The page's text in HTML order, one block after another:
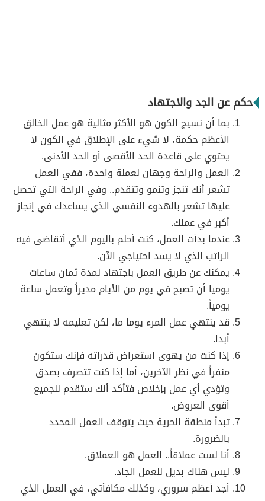
حكم عن الجد والاجتهاد
بما أن نسيج الكون هو الأكثر مثالية هو عمل الخالق
الأعظم حكمة، لا شيء على الإطلاق في الكون لا
يحتوي على قاعدة الحد الأقصى أو الحد الأدنى.
العمل والراحة وجهان لعملة واحدة، ففي العمل
تشعر أنك تنجز وتنمو وتتقدم.. وفي الراحة التي تحصل
عليها تشعر بالهدوء النفسي الذي يساعدك في إنجاز
أكبر في عملك.
عندما بدأت العمل، كنت أحلم باليوم الذي أتقاضى فيه
الراتب الذي لا يسد احتياجي الآن.
يمكنك عن طريق العمل باجتهاد لمدة ثمان ساعات
يوميا أن تصبح في يوم من الأيام مديراً وتعمل ساعة
يومياً.
قد ينتهي عمل المرء يوما ما، لكن تعليمه لا ينتهي
أبدا.
إذا كنت من يهوى استعراض قدراته فإنك ستكون
منفراً في نظر الآخرين، أما إذا كنت تتصرف بصدق
وتؤدي أي عمل بإخلاص فتأكد أنك ستقدم للجميع
أقوى العروض.
تبدأ منطقة الحرية حيث يتوقف العمل المحدد
بالضرورة.
أنا لست عملاقاً.. العمل هو العملاق.
ليس هناك بديل للعمل الجاد.
أجد أعظم سروري، وكذلك مكافأتي، في العمل الذي